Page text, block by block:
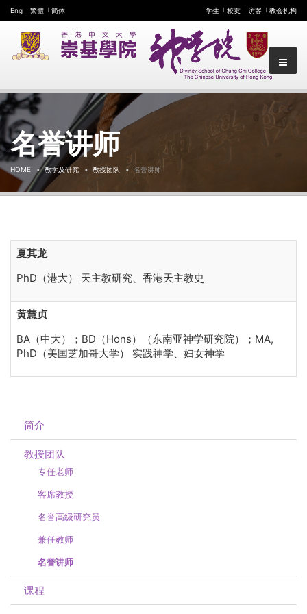
Eng 繁體 简体 学生 校友 访客 教会机构
名誉讲师
HOME 教学及研究 教授团队 名誉讲师
夏其龙
PhD（港大） 天主教研究、香港天主教史
黄慧贞
BA（中大）；BD（Hons）（东南亚神学研究院）；MA,
PhD（美国芝加哥大学） 实践神学、妇女神学
简介
教授团队
专任老师
客席教授
名誉高级研究员
兼任教师
名誉讲师
课程